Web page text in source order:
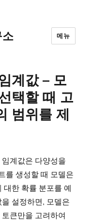
메뉴
계값 – 모
택할 때 고
범위를 제
계값은 다양성을
를 생성할 때 모델은
대한 확률 분포를 예
설정하면, 모델은
큰만을 고려하여